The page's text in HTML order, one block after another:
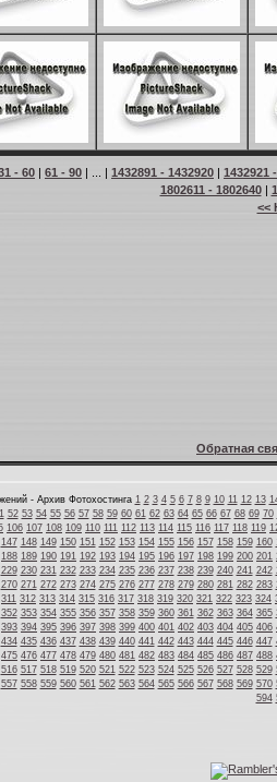
- 60 | 61 - 90 | ... | 1432891 - 1432920 | 1432921
1802611 - 1802640|
<<
Обратная
- Архив Фотохостинга 1 2 3 4 5 6 7 8 9 10 11 12 13
52 53 54 55 56 57 58 59 60 61 62 63 64 65 66 67 68 69 70
106 107 108 109 110 111 112 113 114 115 116 117 118 119
147 148 149 150 151 152 153 154 155 156 157 158 159 160
188 189 190 191 192 193 194 195 196 197 198 199 200 201
229 230 231 232 233 234 235 236 237 238 239 240 241 242
270 271 272 273 274 275 276 277 278 279 280 281 282 283
311 312 313 314 315 316 317 318 319 320 321 322 323 324
352 353 354 355 356 357 358 359 360 361 362 363 364 365
393 394 395 396 397 398 399 400 401 402 403 404 405 406
434 435 436 437 438 439 440 441 442 443 444 445 446 447
475 476 477 478 479 480 481 482 483 484 485 486 487 488
516 517 518 519 520 521 522 523 524 525 526 527 528 529
557 558 559 560 561 562 563 564 565 566 567 568 569 570
594